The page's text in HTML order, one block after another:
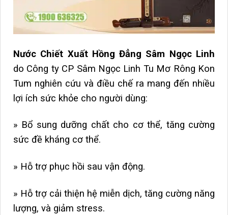
Nước Chiết Xuất Hồng Đẳng Sâm Ngọc Linh
do Công ty CP Sâm Ngọc Linh Tu Mơ Rông Kon
Tum nghiên cứu và điều chế ra mang đến nhiều
lợi ích sức khỏe cho người dùng:
» Bổ sung dưỡng chất cho cơ thể, tăng cường
sức đề kháng cơ thể.
» Hỗ trợ phục hồi sau vận động.
» Hỗ trợ cải thiện hệ miễn dịch, tăng cường năng
lượng, và giảm stress.